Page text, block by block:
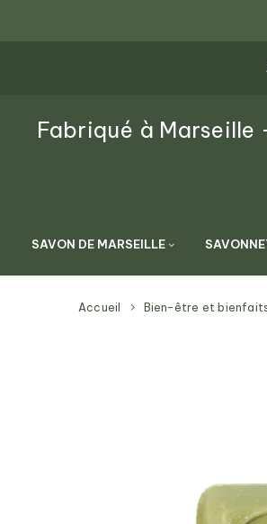
Fabriqué à Marseille
SAVON DE MARSEILLE
Accueil Bien-être et